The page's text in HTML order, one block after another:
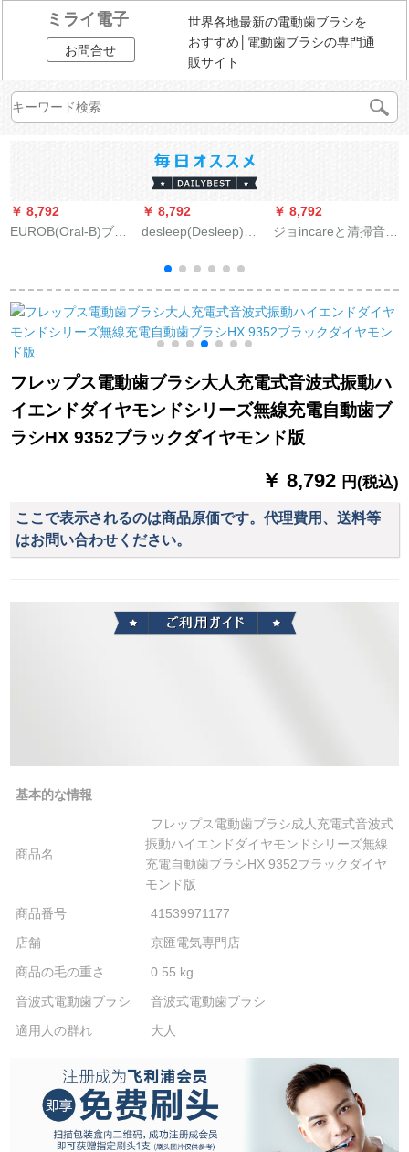
ミライ電子
お問合せ
世界各地最新の電動歯ブラシを
おすすめ│電動歯ブラシの専門通
販サイト
￥ 8,792
EUROB(Oral-B)ブラ
供用汎用自動車総動
員ブラシヘッド*3本
入り
￥ 8,792
desleep(Desleep)ア
ブラシDE-D 08超音
波式振動歯ブラシサ
クラパウダー
￥ 8,792
ジョincareと清掃音波
式振動自動知能タイ
ミング防水亮白軟毛
カップル白（全部で4
箱）
フレップス電動歯ブラシ大人充電式音波式振動ハ
イエンドダイヤモンドシリーズ無線充電自動歯ブ
ラシHX 9352ブラックダイヤモンド版
￥ 8,792 円(税込)
ここで表示されるのは商品原価です。代理費用、送料等
はお問い合わせください。
基本的な情報
商品名
フレップス電動歯ブラシ成人充電式音波式
振動ハイエンドダイヤモンドシリーズ無線
充電自動歯ブラシHX 9352ブラックダイヤ
モンド版
商品番号
41539971177
店舗
京匯電気専門店
商品の毛の重さ
0.55 kg
音波式電動歯ブラシ
音波式電動歯ブラシ
適用人の群れ
大人